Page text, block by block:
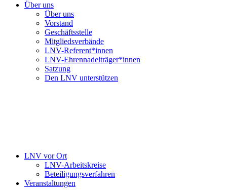
Über uns
Über uns
Vorstand
Geschäftsstelle
Mitgliedsverbände
LNV-Referent*innen
LNV-Ehrennadelträger*innen
Satzung
Den LNV unterstützen
LNV vor Ort
LNV-Arbeitskreise
Beteiligungsverfahren
Veranstaltungen